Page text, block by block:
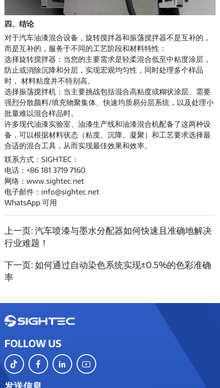
四、结论
对于汽车油漆混合设备，旋转搅拌器和振荡搅拌器不是互补的，
而是互补的，服务于不同的工艺阶段和材料特性：
选择旋转搅拌器：当您的主要需求是轻柔混合低至中粘度涂层，
防止或消除沉降和分层，实现宏观均匀性，同时处理多个样品
时， 材料粘度并不特别高。
选择振荡搅拌机：当主要挑战包括混合高粘度或糊状涂层、需要
强烈分散颜料/填充物聚集体、快速均质易分层系统，以及处理小
批量难以混合样品时。
许多现代油漆实验室、油漆生产线和油漆混合机配备了这两种设
备，可以根据材料状态（粘度、沉降、凝聚）和工艺要求选择最
合适的混合工具，从而实现最佳效果和效率。
联系方式：SIGHTEC：
电话：+86 181 3719 7160
网络：www.sightec.net
电子邮件：info@sightec.net
WhatsApp 可用
上一页: 汽车喷漆与墨水分配器如何快速且准确地解决
行业难题！
下一页: 如何通过自动染色系统实现±0.5%的色彩准确
率
FOLLOW US